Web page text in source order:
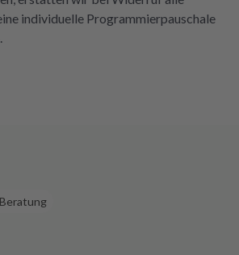
individuelle Programmierpauschale